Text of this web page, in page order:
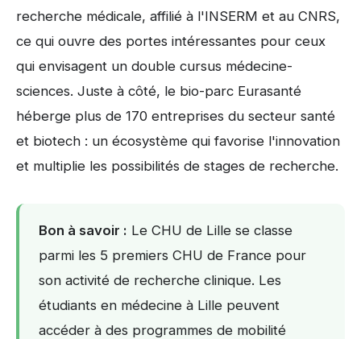
recherche médicale, affilié à l'INSERM et au CNRS,
ce qui ouvre des portes intéressantes pour ceux
qui envisagent un double cursus médecine-
sciences. Juste à côté, le bio-parc Eurasanté
héberge plus de 170 entreprises du secteur santé
et biotech : un écosystème qui favorise l'innovation
et multiplie les possibilités de stages de recherche.
Bon à savoir : Le CHU de Lille se classe
parmi les 5 premiers CHU de France pour
son activité de recherche clinique. Les
étudiants en médecine à Lille peuvent
accéder à des programmes de mobilité